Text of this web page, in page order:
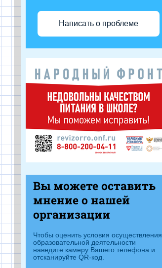
Написать о проблеме
Вы можете оставить
мнение о нашей
организации
Чтобы оценить условия осуществления
образовательной деятельности
наведите камеру Вашего телефона и
отсканируйте QR-код.